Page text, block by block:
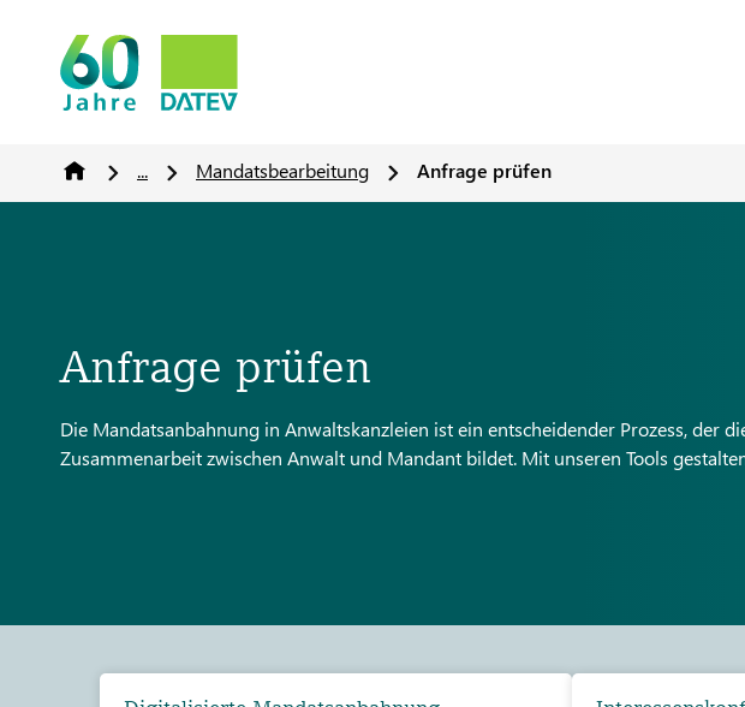
... Mandatsbearbeitung Anfrage prüfen
Anfrage prüfen
Die Mandatsanbahnung in Anwaltskanzleien ist ein entscheidender Prozess, der
Zusammenarbeit zwischen Anwalt und Mandant bildet. Mit unseren Tools